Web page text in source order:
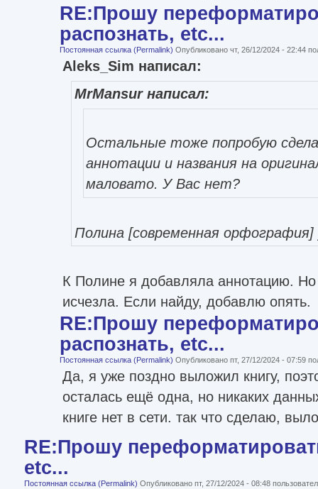
RE:Прошу
распознать, etc...
Постоянная ссылка (Permalink) Опубликовано чт, 26/12/2024 - 22:44
Aleks_Sim написал:
MrMansur написал:
Остальные тоже попробую
аннотации и названия на
маловато. У Вас нет?
Полина [современная орфография]
К Полине я добавляла аннотацию. Но
исчезла. Если найду, добавлю опять.
RE:Прошу
распознать, etc...
Постоянная ссылка (Permalink) Опубликовано пт, 27/12/2024 - 07:59
Да, я уже поздно выложил книгу,
осталась ещё одна, но никаких
книге нет в сети. так что сделаю,
RE:Прошу
etc...
Постоянная ссылка (Permalink) Опубликовано пт, 27/12/2024 - 08:48